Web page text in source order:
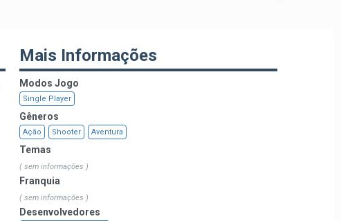
Mais Informações
Modos Jogo
Single Player
Gêneros
Ação Shooter Aventura
Temas
( sem informações )
Franquia
( sem informações )
Desenvolvedores